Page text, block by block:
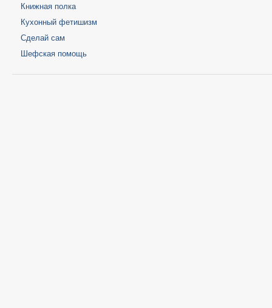
Книжная полка
Кухонный фетишизм
Сделай сам
Шефская помощь